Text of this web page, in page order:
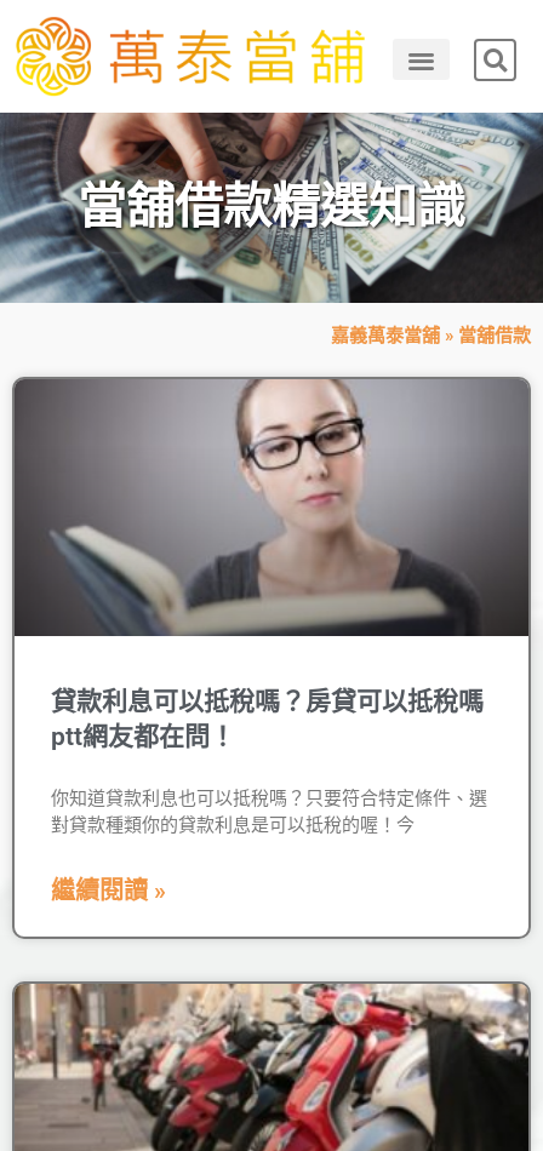
當舖借款精選知識
嘉義萬泰當舖 » 當舖借款
貸款利息可以抵稅嗎？房貸可以抵稅嗎
ptt網友都在問！
你知道貸款利息也可以抵稅嗎？只要符合特定條件、選
對貸款種類你的貸款利息是可以抵稅的喔！今
繼續閱讀 »